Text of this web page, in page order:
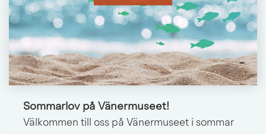
Sommarlov på Vänermuseet!
Välkommen till oss på Vänermuseet i sommar